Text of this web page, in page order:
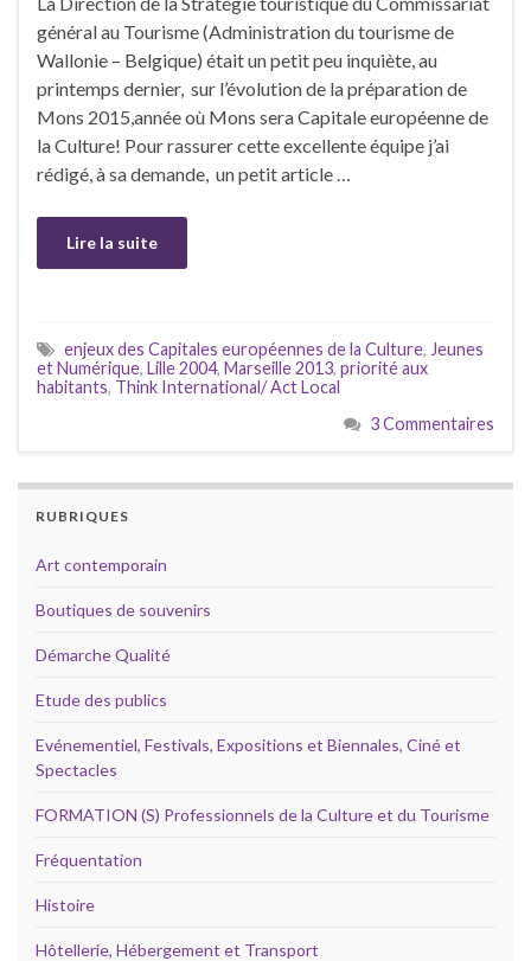
général au Tourisme (Administration du tourisme de
Wallonie – Belgique) était un petit peu inquiète, au
printemps dernier, sur l’évolution de la préparation de
Mons 2015,année où Mons sera Capitale européenne de
la Culture! Pour rassurer cette excellente équipe j’ai
rédigé, à sa demande, un petit article …
Lire la suite
enjeux des Capitales européennes de la Culture, Jeunes
et Numérique, Lille 2004, Marseille 2013, priorité aux
habitants, Think International/ Act Local
3 Commentaires
RUBRIQUES
Art contemporain
Boutiques de souvenirs
Démarche Qualité
Etude des publics
Evénementiel, Festivals, Expositions et Biennales, Ciné et
Spectacles
FORMATION (S) Professionnels de la Culture et du Tourisme
Fréquentation
Histoire
Hôtellerie, Hébergement et Transport